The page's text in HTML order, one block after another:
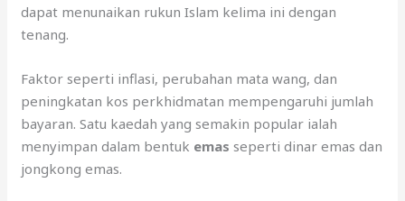
dapat menunaikan rukun Islam kelima ini dengan
tenang.
Faktor seperti inflasi, perubahan mata wang, dan
peningkatan kos perkhidmatan mempengaruhi jumlah
bayaran. Satu kaedah yang semakin popular ialah
menyimpan dalam bentuk emas seperti dinar emas dan
jongkong emas.